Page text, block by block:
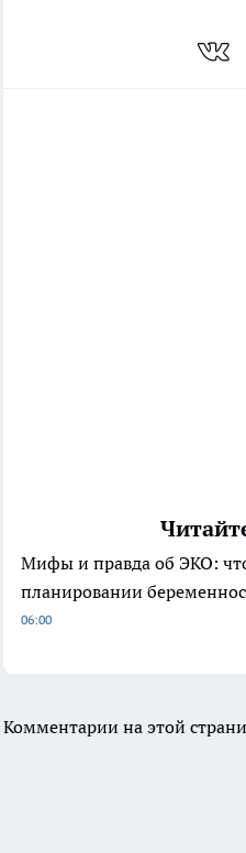
Мифы и правда об ЭКО:
планировании
06:00
Комментарии на этой